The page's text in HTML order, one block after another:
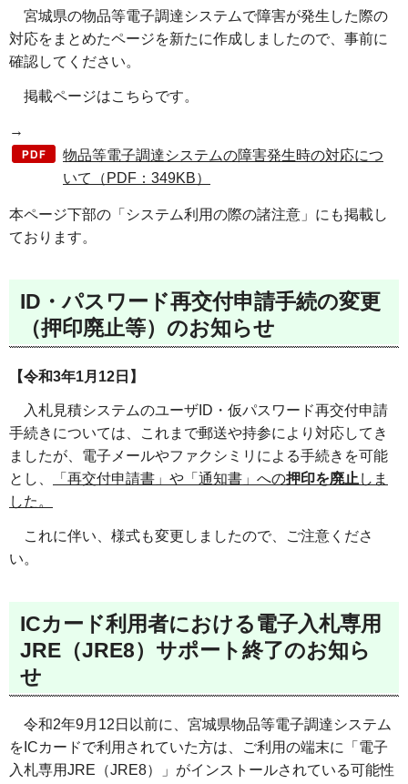
宮城県の物品等電子調達システムで障害が発生した際の
対応をまとめたページを新たに作成しましたので、事前に
確認してください。
掲載ページはこちらです。
→
物品等電子調達システムの障害発生時の対応につ
いて（PDF：349KB）
本ページ下部の「システム利用の際の諸注意」にも掲載し
ております。
ID・パスワード再交付申請手続の変更
（押印廃止等）のお知らせ
【令和3年1月12日】
入札見積システムのユーザID・仮パスワード再交付申請
手続きについては、これまで郵送や持参により対応してき
ましたが、電子メールやファクシミリによる手続きを可能
とし、
「再交付申請書」や「通知書」への押印を廃止 しま
した。
これに伴い、様式も変更しましたので、ご注意くださ
い。
ICカード利用者における電子入札専用
JRE（JRE8）サポート終了のお知ら
せ
令和2年9月12日以前に、宮城県物品等電子調達システム
をICカードで利用されていた方は、ご利用の端末に「電子
入札専用JRE（JRE8）」がインストールされている可能性